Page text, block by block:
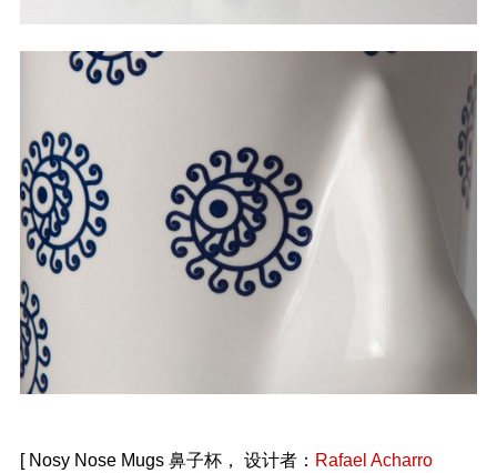
[ Nosy Nose Mugs 鼻子杯， 设计者： Rafael Acharro